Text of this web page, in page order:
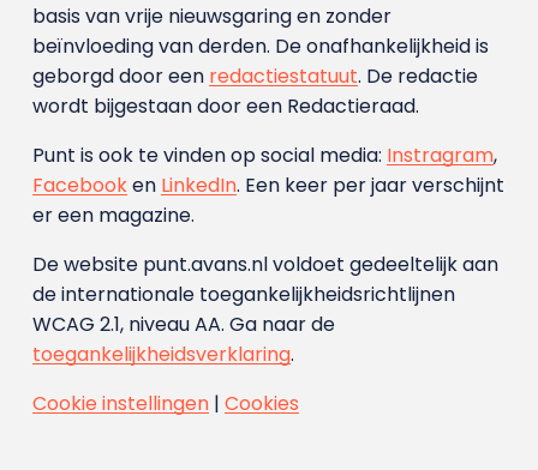
basis van vrije nieuwsgaring en zonder
beïnvloeding van derden. De onafhankelijkheid is
geborgd door een redactiestatuut. De redactie
wordt bijgestaan door een Redactieraad.
Punt is ook te vinden op social media: Instragram,
Facebooken LinkedIn. Een keer per jaar verschijnt
er een magazine.
De website punt.avans.nl voldoet gedeeltelijk aan
de internationale toegankelijkheidsrichtlijnen
WCAG 2.1, niveau AA. Ga naar de
toegankelijkheidsverklaring.
Cookie instellingen| Cookies